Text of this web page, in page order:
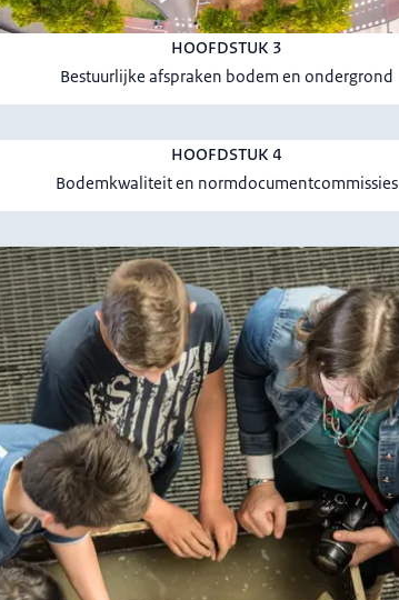
HOOFDSTUK 3
Bestuurlijke afspraken bodem en ondergrond
HOOFDSTUK 4
Bodemkwaliteit en normdocumentcommissies